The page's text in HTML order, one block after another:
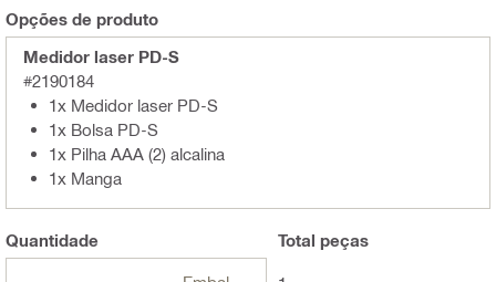
Opções de produto
Medidor laser PD-S
#2190184
1x Medidor laser PD-S
1x Bolsa PD-S
1x Pilha AAA (2) alcalina
1x Manga
Quantidade Total peças